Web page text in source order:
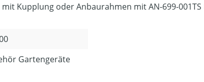
Kupplung oder Anbaurahmen mit AN-699-
Gartengeräte